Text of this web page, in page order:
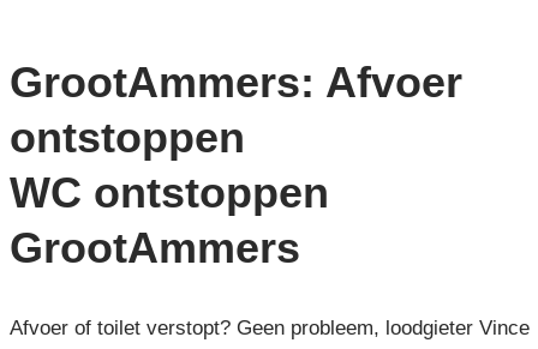
GrootAmmers: Afvoer
ontstoppen
WC ontstoppen
GrootAmmers
Afvoer of toilet verstopt? Geen probleem, loodgieter Vince